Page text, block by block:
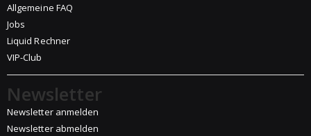
Allgemeine FAQ
Jobs
Liquid Rechner
VIP-Club
Newsletter
Newsletter anmelden
Newsletter abmelden